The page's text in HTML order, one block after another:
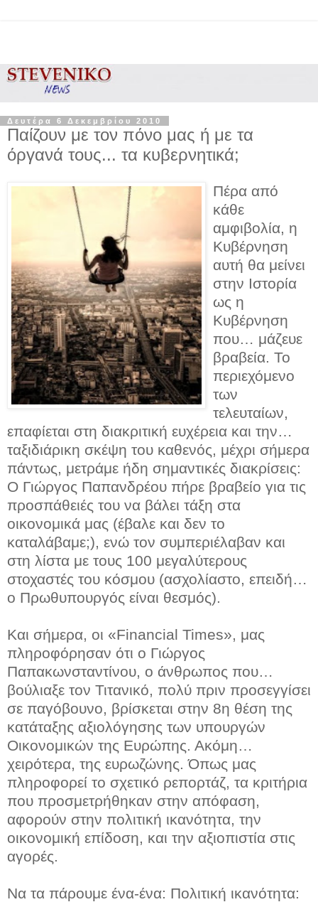
Δευτέρα 6 Δεκεμβρίου 2010
Παίζουν με τον πόνο μας ή με τα
όργανά τους... τα κυβερνητικά;
Πέρα από
κάθε
αμφιβολία, η
Κυβέρνηση
αυτή θα μείνει
στην Ιστορία
ως η
Κυβέρνηση
που… μάζευε
βραβεία. Το
περιεχόμενο
των
τελευταίων,
επαφίεται στη διακριτική ευχέρεια και την…
ταξιδιάρικη σκέψη του καθενός, μέχρι σήμερα
πάντως, μετράμε ήδη σημαντικές διακρίσεις:
Ο Γιώργος Παπανδρέου πήρε βραβείο για τις
προσπάθειές του να βάλει τάξη στα
οικονομικά μας (έβαλε και δεν το
καταλάβαμε;), ενώ τον συμπεριέλαβαν και
στη λίστα με τους 100 μεγαλύτερους
στοχαστές του κόσμου (ασχολίαστο, επειδή…
ο Πρωθυπουργός είναι θεσμός).
Και σήμερα, οι «Financial Times», μας
πληροφόρησαν ότι ο Γιώργος
Παπακωνσταντίνου, ο άνθρωπος που…
βούλιαξε τον Τιτανικό, πολύ πριν προσεγγίσει
σε παγόβουνο, βρίσκεται στην 8η θέση της
κατάταξης αξιολόγησης των υπουργών
Οικονομικών της Ευρώπης. Ακόμη…
χειρότερα, της ευρωζώνης. Όπως μας
πληροφορεί το σχετικό ρεπορτάζ, τα κριτήρια
που προσμετρήθηκαν στην απόφαση,
αφορούν στην πολιτική ικανότητα, την
οικονομική επίδοση, και την αξιοπιστία στις
αγορές.
Να τα πάρουμε ένα-ένα: Πολιτική ικανότητα: